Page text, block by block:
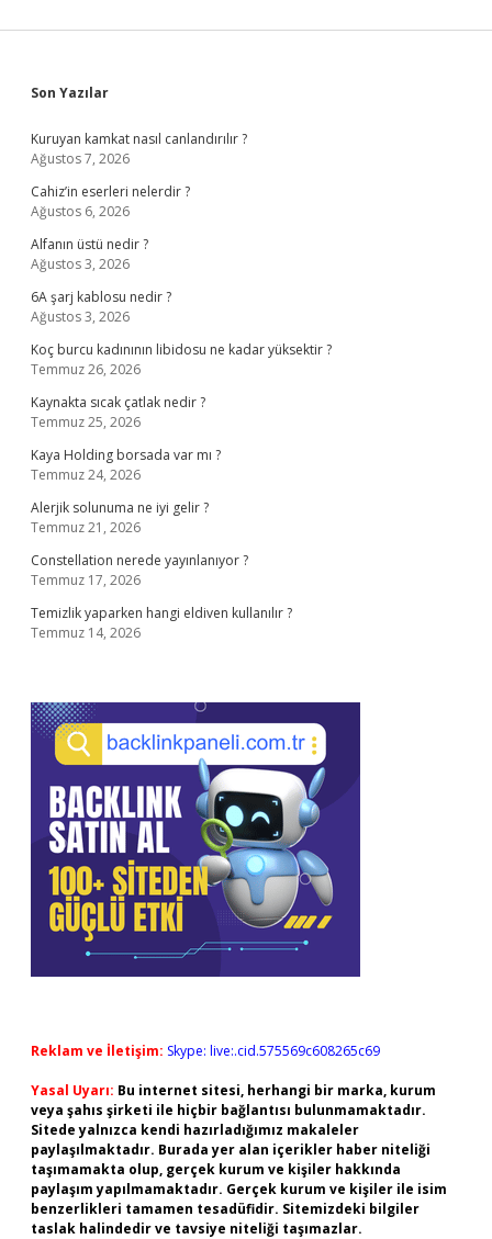
Sidebar
Son Yazılar
Kuruyan kamkat nasıl canlandırılır ?
Ağustos 7, 2026
Cahiz’in eserleri nelerdir ?
Ağustos 6, 2026
Alfanın üstü nedir ?
Ağustos 3, 2026
6A şarj kablosu nedir ?
Ağustos 3, 2026
Koç burcu kadınının libidosu ne kadar yüksektir ?
Temmuz 26, 2026
Kaynakta sıcak çatlak nedir ?
Temmuz 25, 2026
Kaya Holding borsada var mı ?
Temmuz 24, 2026
Alerjik solunuma ne iyi gelir ?
Temmuz 21, 2026
Constellation nerede yayınlanıyor ?
Temmuz 17, 2026
Temizlik yaparken hangi eldiven kullanılır ?
Temmuz 14, 2026
Reklam ve İletişim: Skype: live:.cid.575569c608265c69
Yasal Uyarı: Bu internet sitesi, herhangi bir marka, kurum
veya şahıs şirketi ile hiçbir bağlantısı bulunmamaktadır.
Sitede yalnızca kendi hazırladığımız makaleler
paylaşılmaktadır. Burada yer alan içerikler haber niteliği
taşımamakta olup, gerçek kurum ve kişiler hakkında
paylaşım yapılmamaktadır. Gerçek kurum ve kişiler ile isim
benzerlikleri tamamen tesadüfidir. Sitemizdeki bilgiler
taslak halindedir ve tavsiye niteliği taşımazlar.